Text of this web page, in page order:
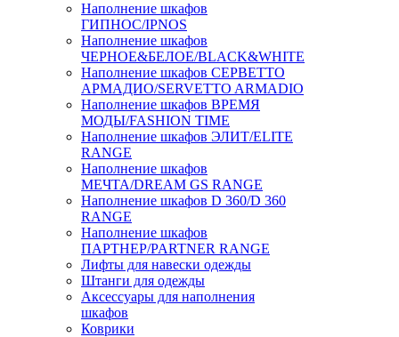
Наполнение шкафов
ГИПНОС/IPNOS
Наполнение шкафов
ЧЕРНОЕ&БЕЛОЕ/BLACK&WHITE
Наполнение шкафов СЕРВЕТТО
АРМАДИО/SERVETTO ARMADIO
Наполнение шкафов ВРЕМЯ
МОДЫ/FASHION TIME
Наполнение шкафов ЭЛИТ/ELITE
RANGE
Наполнение шкафов
МЕЧТА/DREAM GS RANGE
Наполнение шкафов D 360/D 360
RANGE
Наполнение шкафов
ПАРТНЕР/PARTNER RANGE
Лифты для навески одежды
Штанги для одежды
Аксессуары для наполнения
шкафов
Коврики